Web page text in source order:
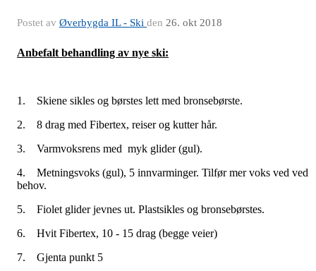
Postet av Øverbygda IL - Ski den 26. okt 2018
Anbefalt behandling av nye ski:
1. Skiene sikles og børstes lett med bronsebørste.
2. 8 drag med Fibertex, reiser og kutter hår.
3. Varmvoksrens med myk glider (gul).
4. Metningsvoks (gul), 5 innvarminger. Tilfør mer voks ved ved
behov.
5. Fiolet glider jevnes ut. Plastsikles og bronsebørstes.
6. Hvit Fibertex, 10 - 15 drag (begge veier)
7. Gjenta punkt 5